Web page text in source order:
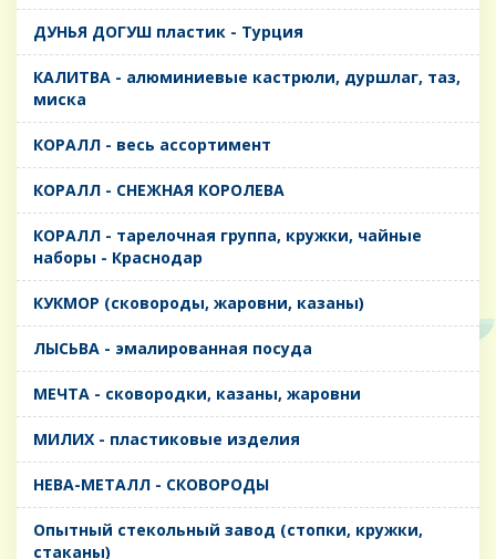
ДУНЬЯ ДОГУШ пластик - Турция
КАЛИТВА - алюминиевые кастрюли, дуршлаг, таз,
миска
КОРАЛЛ - весь ассортимент
КОРАЛЛ - СНЕЖНАЯ КОРОЛЕВА
КОРАЛЛ - тарелочная группа, кружки, чайные
наборы - Краснодар
КУКМОР (сковороды, жаровни, казаны)
ЛЫСЬВА - эмалированная посуда
МЕЧТА - сковородки, казаны, жаровни
МИЛИХ - пластиковые изделия
НЕВА-МЕТАЛЛ - СКОВОРОДЫ
Опытный стекольный завод (стопки, кружки,
стаканы)